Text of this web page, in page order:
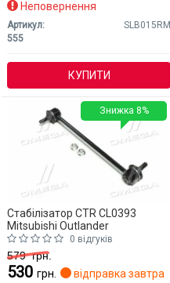
Неповернення
Артикул:
SLB015RM
555
КУПИТИ
Стабілізатор CTR CL0393
Mitsubishi Outlander
0 відгуків
579грн.
530 грн. відправка завтра
Знижка 8%